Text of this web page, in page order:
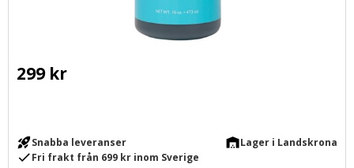
299kr
rocket_launchSnabba leveranser warehouseLager i Landskrona
checkFri frakt från 699 kr inom Sverige